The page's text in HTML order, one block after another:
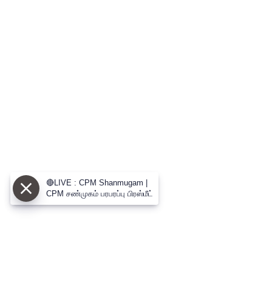
🔴LIVE : CPM Shanmugam |
CPM சண்முகம் பரபரப்பு பிரஸ்மீட்